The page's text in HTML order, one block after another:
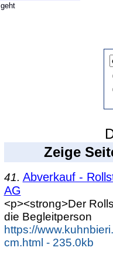
Zeige
41. Abverkauf -
AG
<p><strong>Der
die Begleitperson
https://
cm.html - 235.0kb